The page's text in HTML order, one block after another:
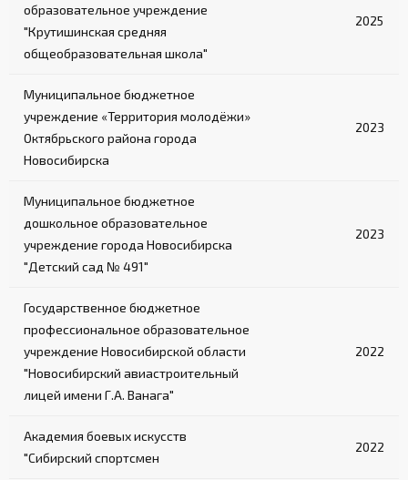
образовательное учреждение
"Крутишинская средняя
общеобразовательная школа"
2025
Муниципальное бюджетное
учреждение «Территория молодёжи»
Октябрьского района города
Новосибирска
2023
Муниципальное бюджетное
дошкольное образовательное
учреждение города Новосибирска
"Детский сад № 491"
2023
Государственное бюджетное
профессиональное образовательное
учреждение Новосибирской области
"Новосибирский авиастроительный
лицей имени Г.А. Ванага"
2022
Академия боевых искусств
"Сибирский спортсмен
2022